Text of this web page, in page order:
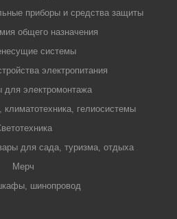
приборы и средства защиты
общего назначения
системы
электропитания
для электромонтажа
климатотехника, гелиосистемы
для сада, туризма, отдыха
Мерч
шинопровод